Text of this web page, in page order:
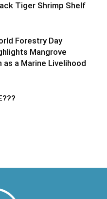
Tiger Shrimp Shelf
Forestry Day
Mangrove
as a Marine Livelihood